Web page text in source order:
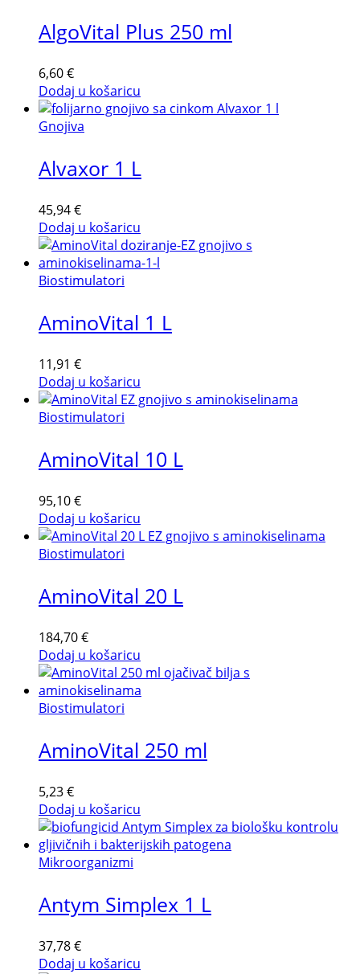
AlgoVital Plus 250 ml
6,60€
Dodaj u košaricu
Gnojiva
Alvaxor 1 L
45,94€
Dodaj u košaricu
Biostimulatori
AminoVital 1 L
11,91 €
Dodaj u košaricu
Biostimulatori
AminoVital 10 L
95,10€
Dodaj u košaricu
Biostimulatori
AminoVital 20 L
184,70€
Dodaj u košaricu
Biostimulatori
AminoVital 250 ml
5,23€
Dodaj u košaricu
Mikroorganizmi
Antym Simplex 1 L
37,78€
Dodaj u košaricu